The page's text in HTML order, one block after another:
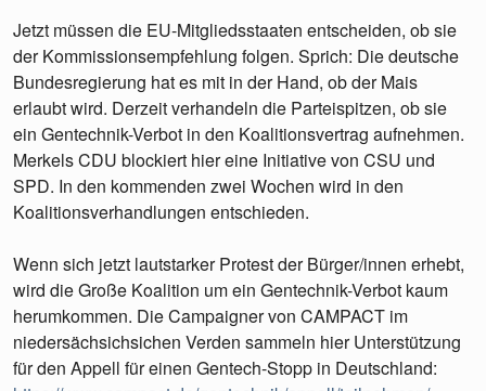
Jetzt müssen die EU-Mitgliedsstaaten entscheiden, ob sie
der Kommissionsempfehlung folgen. Sprich: Die deutsche
Bundesregierung hat es mit in der Hand, ob der Mais
erlaubt wird. Derzeit verhandeln die Parteispitzen, ob sie
ein Gentechnik-Verbot in den Koalitionsvertrag aufnehmen.
Merkels CDU blockiert hier eine Initiative von CSU und
SPD. In den kommenden zwei Wochen wird in den
Koalitionsverhandlungen entschieden.
Wenn sich jetzt lautstarker Protest der Bürger/innen erhebt,
wird die Große Koalition um ein Gentechnik-Verbot kaum
herumkommen. Die Campaigner von CAMPACT im
niedersächsichsichen Verden sammeln hier Unterstützung
für den Appell für einen Gentech-Stopp in Deutschland: